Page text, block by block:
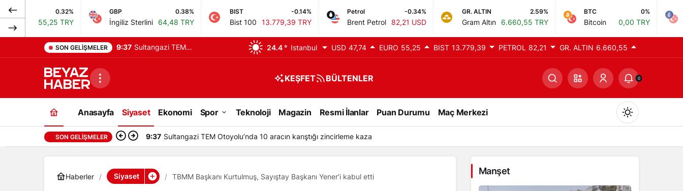
0.32% GBP
İngiliz Sterlini 64,48 TRY
BIST -0.14%
Bist 100 13.779,39 TRY
Petrol -0.34%
Brent Petrol 82,21 USD
GR. ALTIN 2.59%
Gram Altın 6.660,55 TRY
BTC 0%
Bitcoin 0,00 TRY
ETH
Ethereum
SON GELIŞMELER 9:22 Eskişehir’de 70 yaşındaki 24.4 ° Istanbul USD 47,74 EURO 55,25 BIST 13.779,39 PETROL 82,21 GR. ALTIN 6.660,55
KEŞFET BÜLTENLER 0
Anasayfa Siyaset Ekonomi Spor Teknoloji Magazin Resmi İlanlar Puan Durumu Maç Merkezi
SON GELIŞMELER 9:22 Eskişehir’de 70 yaşındaki Ekrem Aksoy evinde ölü bulundu
Haberler Siyaset TBMM Başkanı Kurtulmuş, Sayıştay Başkanı Yener’i kabul etti Manşet